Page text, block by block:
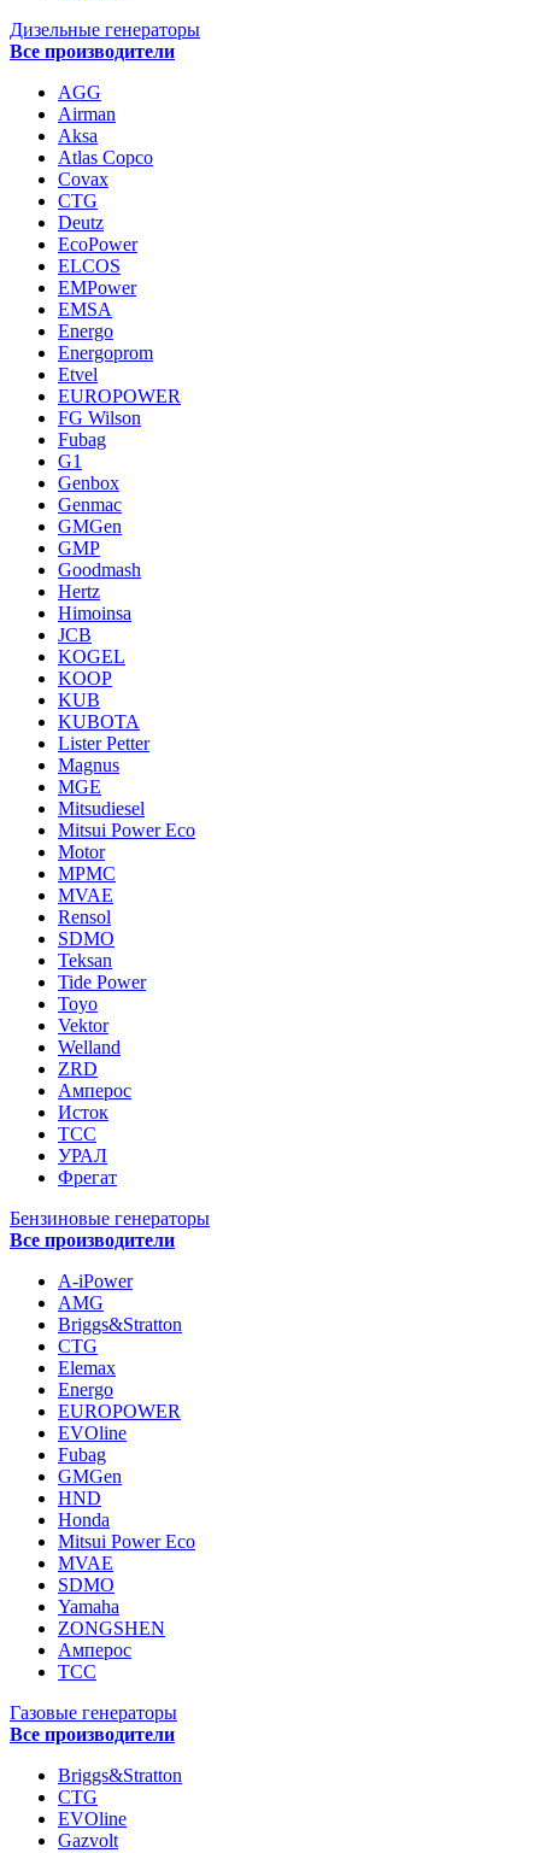
Дизельные генераторы
Все производители
AGG
Airman
Aksa
Atlas Copco
Covax
CTG
Deutz
EcoPower
ELCOS
EMPower
EMSA
Energo
Energoprom
Etvel
EUROPOWER
FG Wilson
Fubag
G1
Genbox
Genmac
GMGen
GMP
Goodmash
Hertz
Himoinsa
JCB
KOGEL
KOOP
KUB
KUBOTA
Lister Petter
Magnus
MGE
Mitsudiesel
Mitsui Power Eco
Motor
MPMC
MVAE
Rensol
SDMO
Teksan
Tide Power
Toyo
Vektor
Welland
ZRD
Амперос
Исток
ТСС
УРАЛ
Фрегат
Бензиновые генераторы
Все производители
A-iPower
AMG
Briggs&Stratton
CTG
Elemax
Energo
EUROPOWER
EVOline
Fubag
GMGen
HND
Honda
Mitsui Power Eco
MVAE
SDMO
Yamaha
ZONGSHEN
Амперос
ТСС
Газовые генераторы
Все производители
Briggs&Stratton
CTG
EVOline
Gazvolt